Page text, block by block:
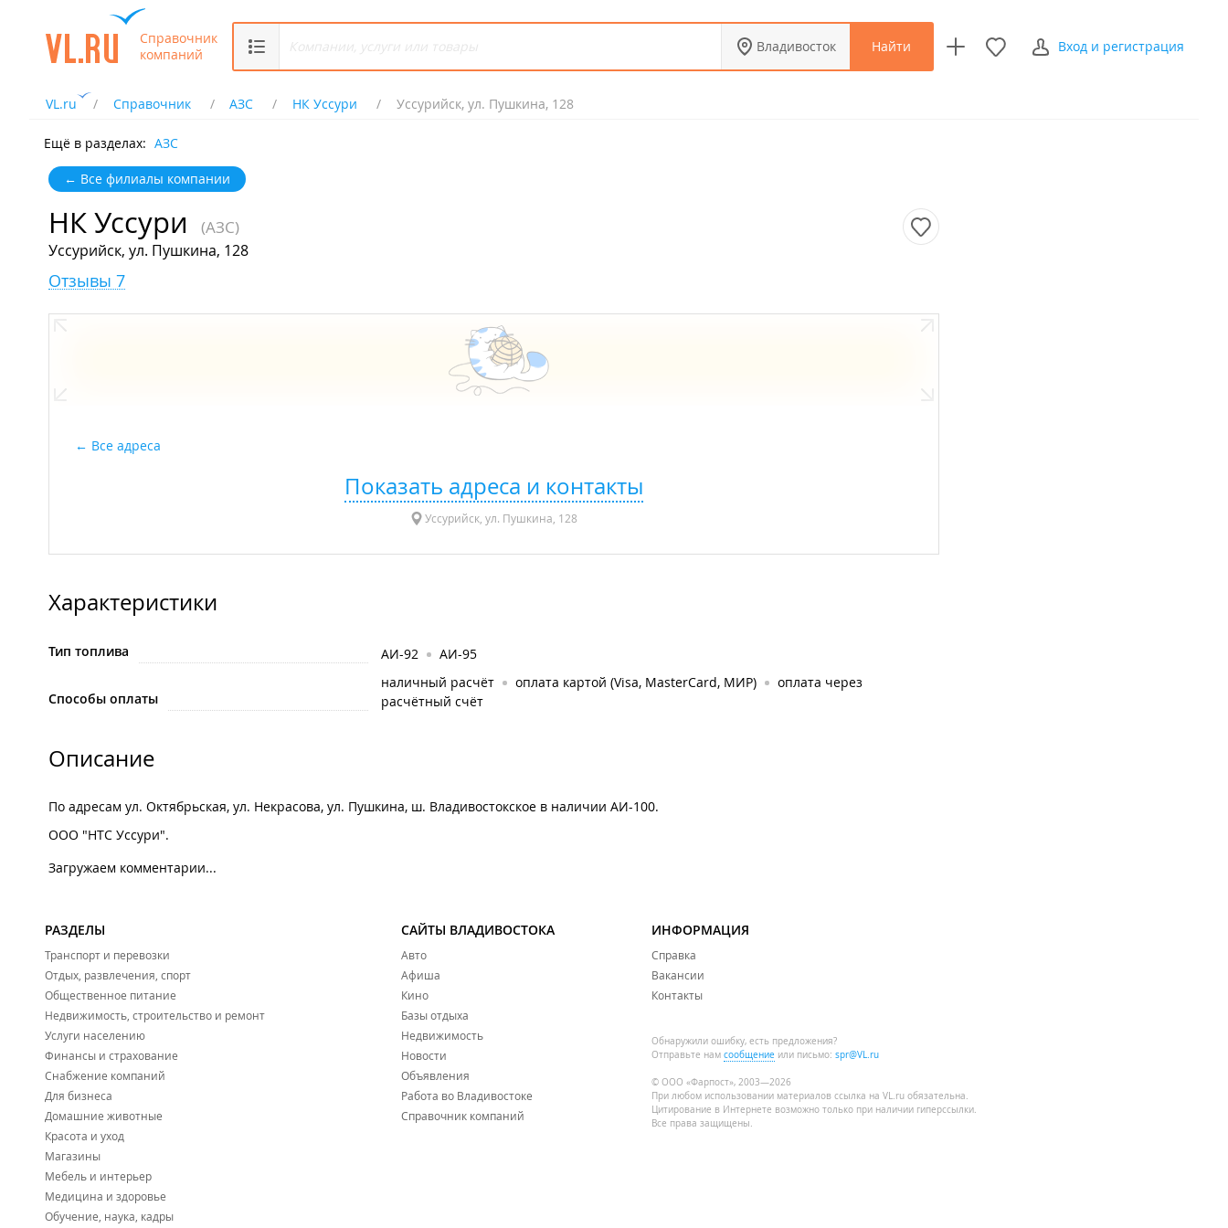
Справочник
компаний
Владивосток Найти Вход и регистрация
VL.ru Справочник АЗС НК Уссури Уссурийск, ул. Пушкина, 128
Ещё в разделах: АЗС
← Все филиалы компании
НК Уссури (АЗС)
Уссурийск, ул. Пушкина, 128
Отзывы 7
Все адреса
Показать адреса и контакты
Уссурийск, ул. Пушкина, 128
Характеристики
Тип топлива АИ-92 АИ-95
Способы оплаты
наличный расчёт оплата картой (Visa, MasterCard, МИР)
оплата через
расчётный счёт
Описание
По адресам ул. Октябрьская, ул. Некрасова, ул. Пушкина, ш. Владивостокское в наличии АИ-100.
ООО "НТС Уссури".
Загружаем комментарии...
РАЗДЕЛЫ
Транспорт и перевозки
Отдых, развлечения, спорт
Общественное питание
Недвижимость, строительство и ремонт
Услуги населению
Финансы и страхование
Снабжение компаний
Для бизнеса
Домашние животные
Красота и уход
Магазины
Мебель и интерьер
Медицина и здоровье
Обучение, наука, кадры
САЙТЫ ВЛАДИВОСТОКА
Авто
Афиша
Кино
Базы отдыха
Недвижимость
Новости
Объявления
Работа во Владивостоке
Справочник компаний
ИНФОРМАЦИЯ
Справка
Вакансии
Контакты
Обнаружили ошибку, есть предложения?
Отправьте нам сообщение или письмо: spr@VL.ru
© ООО «Фарпост», 2003—2026
При любом использовании материалов ссылка на VL.ru обязательна.
Цитирование в Интернете возможно только при наличии гиперссылки.
Все права защищены.